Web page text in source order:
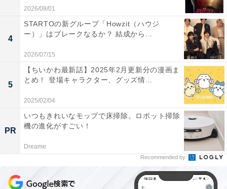
しかも、ミッキーは死んでは生き返るを繰り返したおか
げで、タイトル通り映画の冒頭からすでに「17人目」に
なっています。それから時間がさかのぼり「なんでミッ
キーはこんな最悪な企業に就職したのか」も明らかにな
るのですが、その理由もまたかわいそうすぎる上に「悪
い冗談」すぎて、どうしても笑ってしまうのです。
言うまでもないですが、劇中で描かれるのは「社畜」や
2026/08/01
4
STARTOの新グループ「Howzit（ハウジ
ー）」はブレークなるか？ 結成から...
2026/07/15
5
【ちいかわ最新話】2025年2月更新分の漫画ま
とめ！ 登場キャラクター、グッズ情...
2025/02/04
PR
いつもきれいなモップで床掃除。ロボット掃除
機の進化がすごい！
Dreame
Recommended by